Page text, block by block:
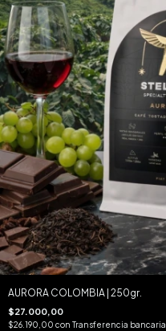
AURORA COLOMBIA | 250gr.
$27.000,00
$26.190,00 con Transferencia bancaria